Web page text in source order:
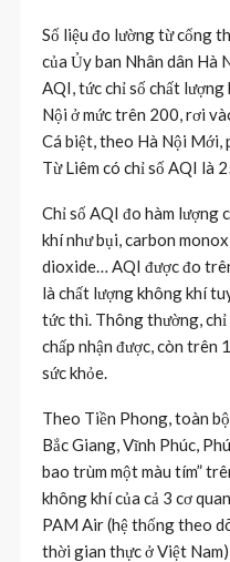
Số liệu đo lường từ cổng
của Ủy ban Nhân dân Hà
AQI, tức chỉ số chất lượng
Nội ở mức trên 200, rơi
Cá biệt, theo Hà Nội Mới,
Từ Liêm có chỉ số AQI là
Chỉ số AQI đo hàm lượng
khí như bụi, carbon
dioxide… AQI được đo
là chất lượng không khí
tức thì. Thông thường,
chấp nhận được, còn trên
sức khỏe.
Theo Tiền Phong, toàn
Bắc Giang, Vĩnh Phúc,
bao trùm một màu tím”
không khí của cả 3 cơ
PAM Air (hệ thống theo
thời gian thực ở Việt